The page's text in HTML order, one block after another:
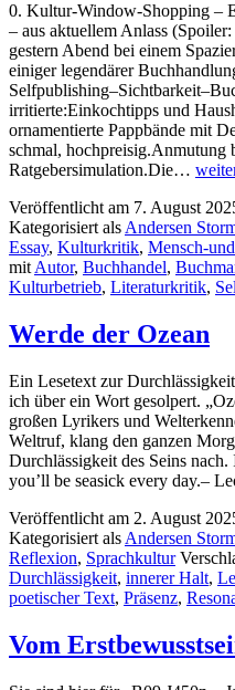
0. Kultur-Window-Shopping –
– aus aktuellem Anlass
gestern Abend bei einem
einiger legendärer
irritierte:Einkochtipps und
ornamentierte Pappbände mit
schmal,
Ratgebersimulation.Die… Das
als
–
im
Veröffentlicht am 7. August
Kategorisiert als Andersen
Essay, Kulturkritik, Mensch-
mit Autor, Buchhandel,
Kulturbetrieb, Literaturkritik,
Werde der Ozean
Ein Lesetext zur
ich über ein Wort gesolpert.
großen Lyrikers und
Weltruf, klang den ganzen
Durchlässigkeit des Seins
you’ll be seasick every day.–
Veröffentlicht am 2. August
Kategorisiert als Andersen
Reflexion, Sprachkultur
Durchlässigkeit, innerer Halt,
poetischer Text, Präsenz,
Vom